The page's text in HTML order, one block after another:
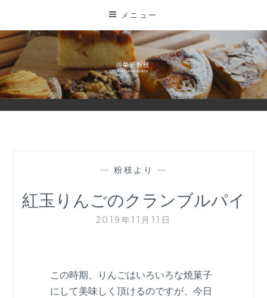
テ
ン
ツ
に
メニュー
— 粉枝より —
紅玉りんごのクランブルパイ
2019年11月11日
この時期、りんごはいろいろな焼菓子
にして美味しく頂けるのですが、今日